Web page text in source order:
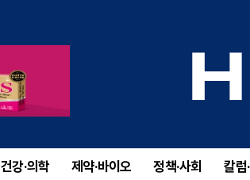
건강·의학 제약·바이오 정책·사회 칼럼